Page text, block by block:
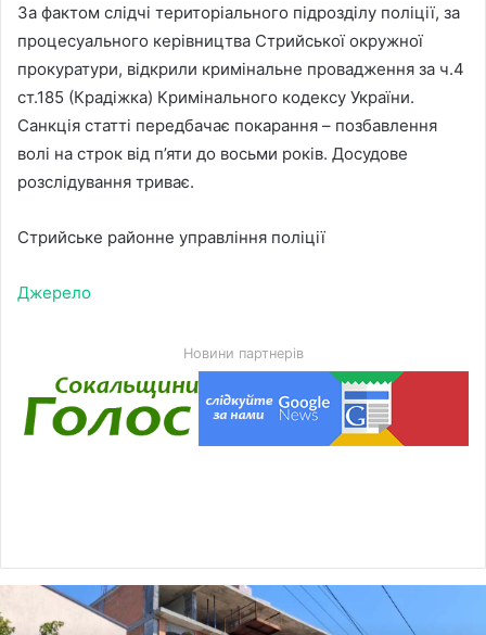
За фактом слідчі територіального підрозділу поліції, за
процесуального керівництва Стрийської окружної
прокуратури, відкрили кримінальне провадження за ч.4
ст.185 (Крадіжка) Кримінального кодексу України.
Санкція статті передбачає покарання – позбавлення
волі на строк від п’яти до восьми років. Досудове
розслідування триває.
Стрийське районне управління поліції
Джерело
Новини партнерів